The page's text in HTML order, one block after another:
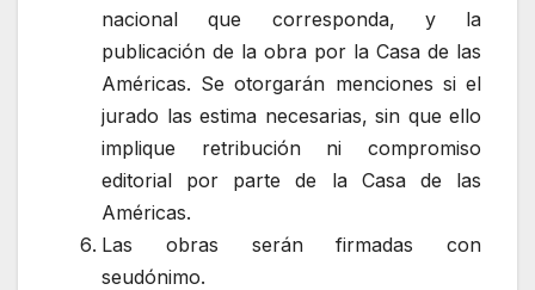
nacional que corresponda, y la
publicación de la obra por la Casa de las
Américas. Se otorgarán menciones si el
jurado las estima necesarias, sin que ello
implique retribución ni compromiso
editorial por parte de la Casa de las
Américas.
Las obras serán firmadas con
seudónimo.